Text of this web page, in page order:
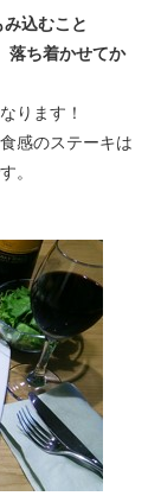
込むこと
ち着かせてか
ります！
感のステーキは
。